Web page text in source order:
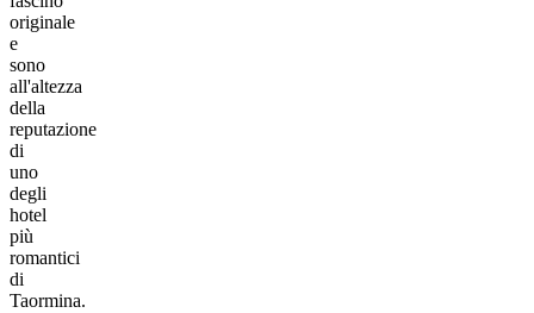
originale
e
sono
all'altezza
della
reputazione
di
uno
degli
hotel
più
romantici
di
Taormina.